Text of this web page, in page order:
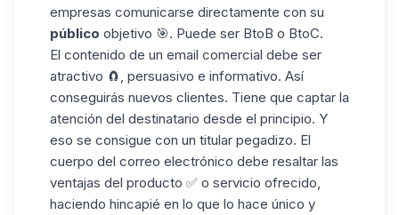
empresas comunicarse directamente con su
público objetivo 🎯. Puede ser BtoB o BtoC.
El contenido de un email comercial debe ser
atractivo 🧲, persuasivo e informativo. Así
conseguirás nuevos clientes. Tiene que captar la
atención del destinatario desde el principio. Y
eso se consigue con un titular pegadizo. El
cuerpo del correo electrónico debe resaltar las
ventajas del producto ✅ o servicio ofrecido,
haciendo hincapié en lo que lo hace único y